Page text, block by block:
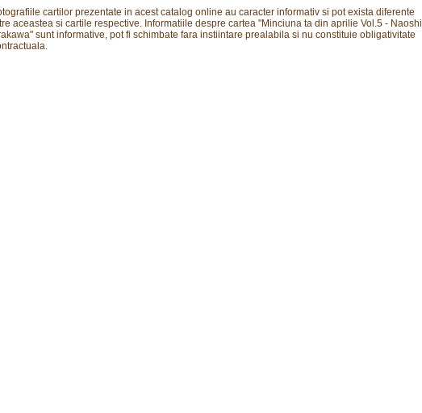
cartilor prezentate in acest catalog online au caracter informativ si pot exista diferente
aceastea si cartile respective. Informatiile despre cartea "Minciuna ta din aprilie Vol.5 - Naoshi
sunt informative, pot fi schimbate fara instiintare prealabila si nu constituie obligativitate